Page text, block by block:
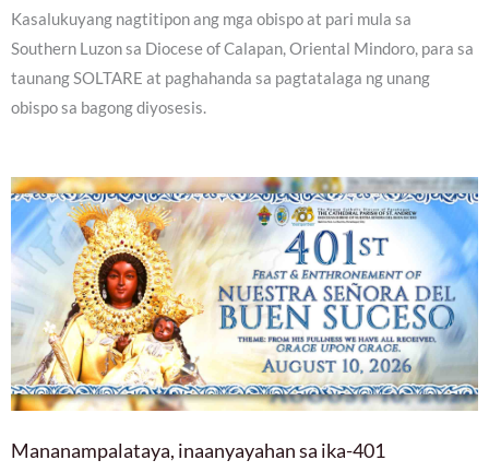
Kasalukuyang nagtitipon ang mga obispo at pari mula sa
Southern Luzon sa Diocese of Calapan, Oriental Mindoro, para sa
taunang SOLTARE at paghahanda sa pagtatalaga ng unang
obispo sa bagong diyosesis.
Mananampalataya, inaanyayahan sa ika-401